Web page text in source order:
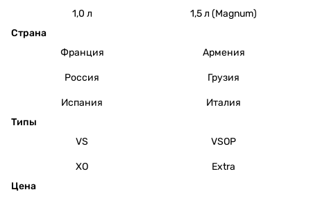
1,0 л
1,5 л (Magnum)
Страна
Франция
Армения
Россия Грузия
Испания
Италия
Типы
VS
VSOP
XO
Extra
Цена